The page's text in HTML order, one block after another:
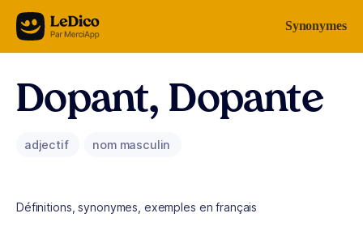
Aller au contenu Synonymes
Dopant, Dopante
adjectif nom masculin
Définitions, synonymes, exemples en français